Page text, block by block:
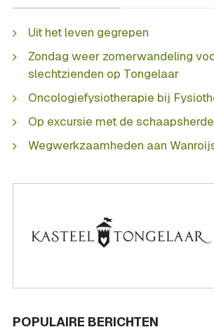
Uit het leven gegrepen
Zondag weer zomerwandeling
slechtzienden op Tongelaar
Oncologiefysiotherapie bij
Op excursie met de
Wegwerkzaamheden aan
POPULAIRE BERICHTEN